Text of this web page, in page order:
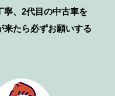
寧、2代目の中古車を
来たら必ずお願いする